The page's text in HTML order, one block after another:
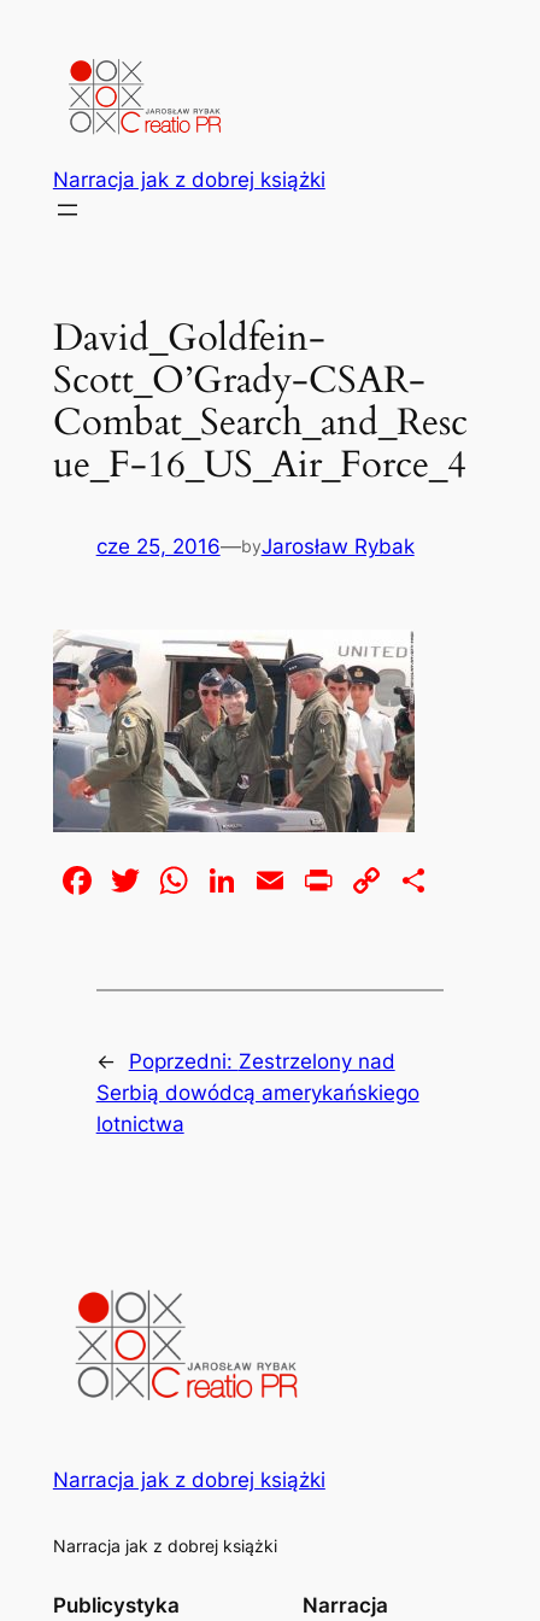
Narracja jak z dobrej książki
David_Goldfein-
Scott_O’Grady-CSAR-
Combat_Search_and_Resc
ue_F-16_US_Air_Force_4
cze 25, 2016—byJarosław Rybak
Facebook
Twitter
WhatsApp
LinkedIn
EmailPrintCopy
← Poprzedni: Zestrzelony nad
Serbią dowódcą amerykańskiego
lotnictwa
Narracja jak z dobrej książki
Narracja jak z dobrej książki
Publicystyka Narracja